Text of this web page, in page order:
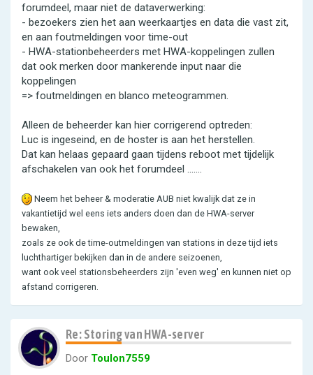
forumdeel, maar niet de dataverwerking:
- bezoekers zien het aan weerkaartjes en data die vast zit,
en aan foutmeldingen voor time-out
- HWA-stationbeheerders met HWA-koppelingen zullen
dat ook merken door mankerende input naar die
koppelingen
=> foutmeldingen en blanco meteogrammen.
Alleen de beheerder kan hier corrigerend optreden:
Luc is ingeseind, en de hoster is aan het herstellen.
Dat kan helaas gepaard gaan tijdens reboot met tijdelijk
afschakelen van ook het forumdeel .......
Neem het beheer & moderatie AUB niet kwalijk dat ze in
vakantietijd wel eens iets anders doen dan de HWA-server
bewaken,
zoals ze ook de time-outmeldingen van stations in deze tijd iets
luchthartiger bekijken dan in de andere seizoenen,
want ook veel stationsbeheerders zijn 'even weg' en kunnen niet op
afstand corrigeren.
Re: Storing van HWA-server
Door Toulon7559